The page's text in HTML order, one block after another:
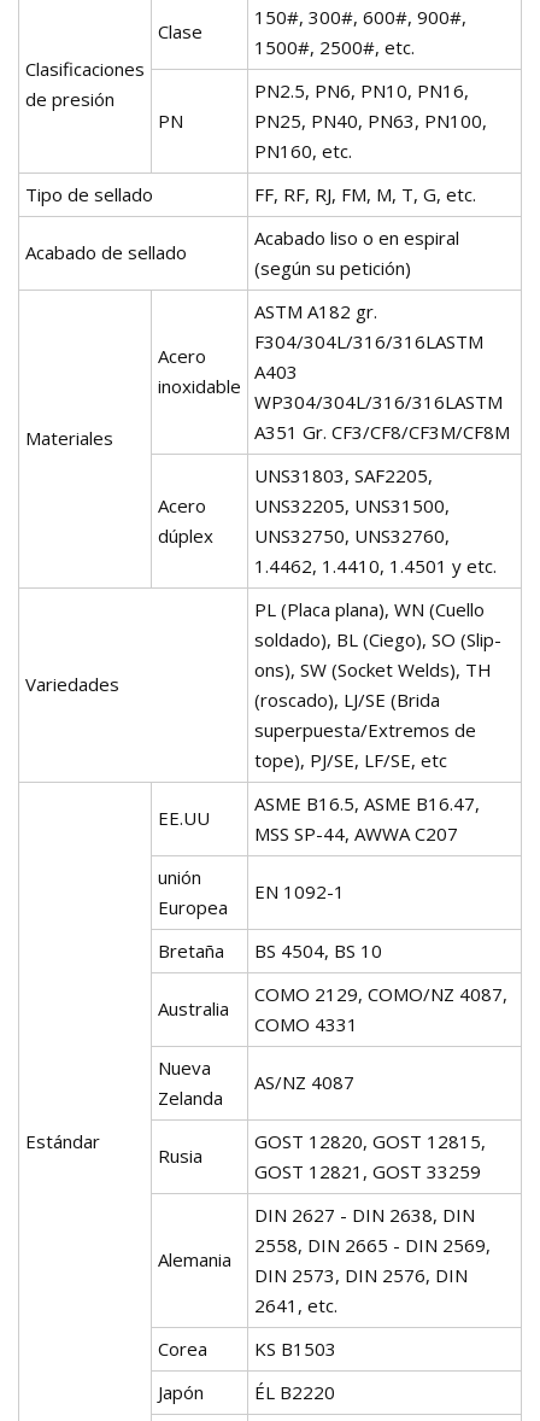
Clasificaciones
de presión
Clase
150#, 300#, 600#, 900#,
1500#, 2500#, etc.
PN
PN2.5, PN6, PN10, PN16,
PN25, PN40, PN63, PN100,
PN160, etc.
Tipo de sellado
FF, RF, RJ, FM, M, T, G, etc.
Acabado de sellado
Acabado liso o en espiral
(según su petición)
Materiales
Acero
inoxidable
ASTM A182 gr.
F304/304L/316/316LASTM
A403
WP304/304L/316/316LASTM
A351 Gr. CF3/CF8/CF3M/CF8M
Acero
dúplex
UNS31803, SAF2205,
UNS32205, UNS31500,
UNS32750, UNS32760,
1.4462, 1.4410, 1.4501 y etc.
Variedades
PL (Placa plana), WN (Cuello
soldado), BL (Ciego), SO (Slip-
ons), SW (Socket Welds), TH
(roscado), LJ/SE (Brida
superpuesta/Extremos de
tope), PJ/SE, LF/SE, etc
Estándar
EE.UU
ASME B16.5, ASME B16.47,
MSS SP-44, AWWA C207
unión
Europea
EN 1092-1
Bretaña BS 4504, BS 10
Australia
COMO 2129, COMO/NZ 4087,
COMO 4331
Nueva
Zelanda
AS/NZ 4087
Rusia
GOST 12820, GOST 12815,
GOST 12821, GOST 33259
Alemania
DIN 2627 - DIN 2638, DIN
2558, DIN 2665 - DIN 2569,
DIN 2573, DIN 2576, DIN
2641, etc.
Corea
KS B1503
Japón
ÉL B2220